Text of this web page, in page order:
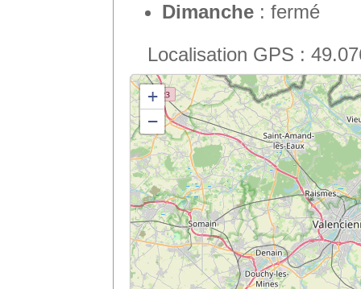
Dimanche : fermé
Localisation GPS :
+
−